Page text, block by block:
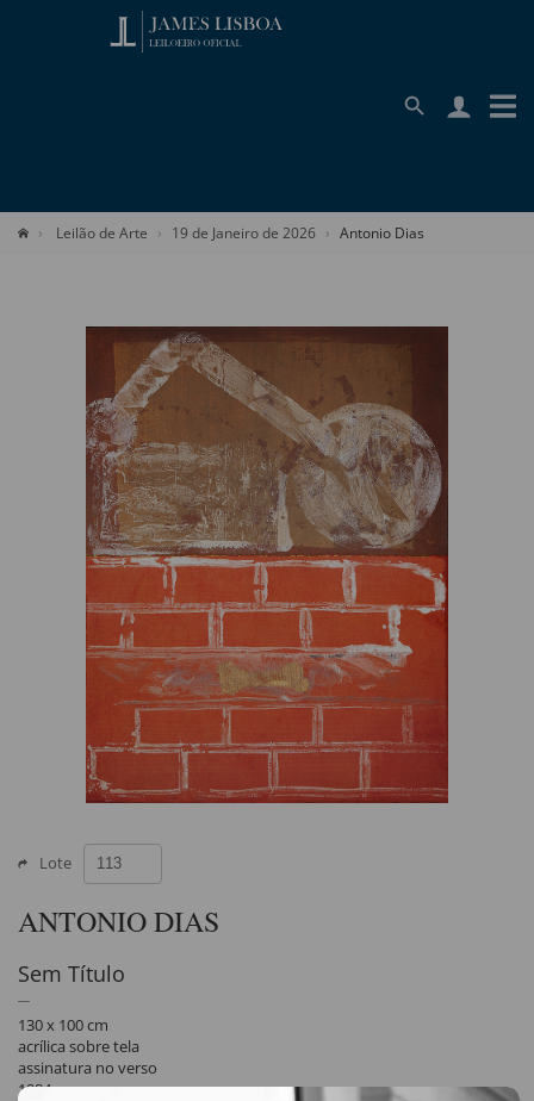
Leilão de Arte 19 de Janeiro de 2026 Antonio Dias
Lote
ANTONIO DIAS
Sem Título
130 x 100 cm
acrílica sobre tela
assinatura no verso
1984